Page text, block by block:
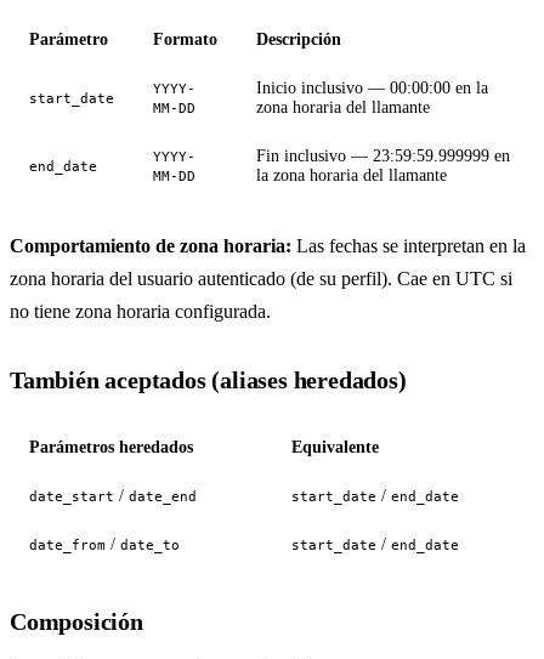
Parámetro Formato Descripción
start_date
YYYY-
MM-DD
Inicio inclusivo — 00:00:00 en la
zona horaria del llamante
end_date
YYYY-
MM-DD
Fin inclusivo — 23:59:59.999999 en
la zona horaria del llamante
Comportamiento de zona horaria: Las fechas se interpretan en la
zona horaria del usuario autenticado (de su perfil). Cae en UTC si
no tiene zona horaria configurada.
También aceptados (aliases heredados)
Parámetros heredados Equivalente
date_start / date_end start_date / end_date
date_from / date_to start_date / end_date
Composición